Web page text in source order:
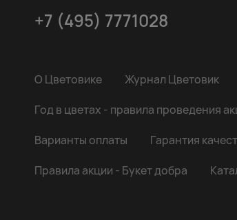
+7 (495) 7771028
О Цветовике Журнал Цветовик
Год в цветах - правила проведения
Варианты оплаты
Гарантия
Правила акции - Букет добра